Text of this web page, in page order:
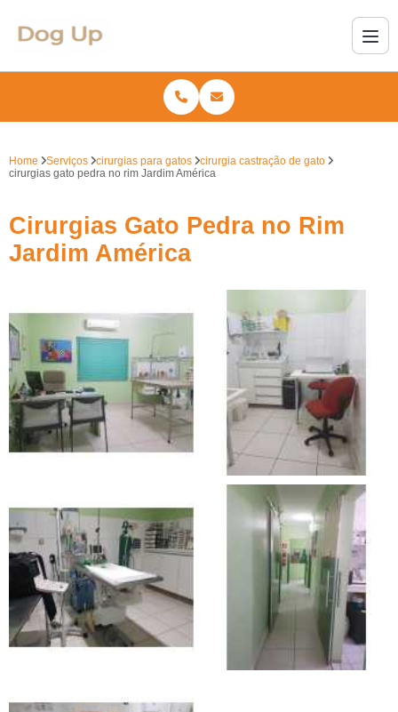
Home Serviços cirurgias para gatos
cirurgia castração de gato
cirurgias gato pedra no rim Jardim América
Cirurgias Gato Pedra no Rim
Jardim América